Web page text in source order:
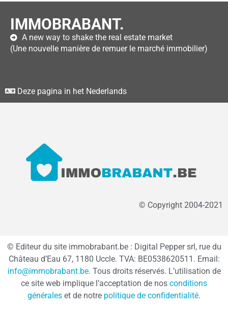
IMMOBRABANT.
A new way to shake the real estate market
(Une nouvelle manière de remuer le marché immobilier)
Deze pagina in het Nederlands
© Copyright 2004-2021
© Editeur du site immobrabant.be : Digital Pepper srl, rue du
Château d’Eau 67, 1180 Uccle. TVA: BE0538620511. Email:
info@immobrabant.be. Tous droits réservés. L’utilisation de
ce site web implique l’acceptation de nos conditions
générales et de notre politique de confidentialité.